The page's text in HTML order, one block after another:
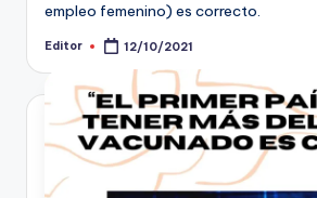
empleo femenino) es correcto.
Publicado
Editor 12/10/2021